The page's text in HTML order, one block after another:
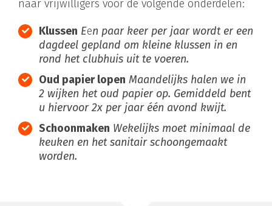
naar vrijwilligers voor de volgende onderdelen:
Klussen Een paar keer per jaar wordt er een
dagdeel gepland om kleine klussen in en
rond het clubhuis uit te voeren.
Oud papier lopen Maandelijks halen we in
2 wijken het oud papier op. Gemiddeld bent
u hiervoor 2x per jaar één avond kwijt.
Schoonmaken Wekelijks moet minimaal de
keuken en het sanitair schoongemaakt
worden.